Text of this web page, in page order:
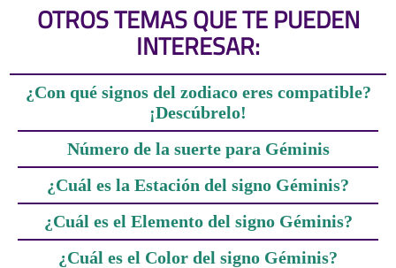
OTROS TEMAS QUE TE PUEDEN
INTERESAR:
¿Con qué signos del zodiaco eres compatible?
¡Descúbrelo!
Número de la suerte para Géminis
¿Cuál es la Estación del signo Géminis?
¿Cuál es el Elemento del signo Géminis?
¿Cuál es el Color del signo Géminis?